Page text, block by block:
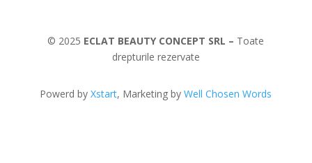
© 2025 ECLAT BEAUTY CONCEPT SRL – Toate
drepturile rezervate
Powerd byXstart, Marketing byWell Chosen Words